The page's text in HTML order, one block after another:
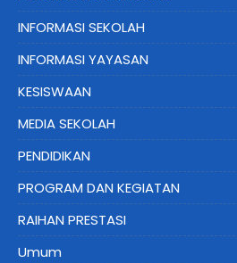
INFORMASI SEKOLAH
INFORMASI YAYASAN
KESISWAAN
MEDIA SEKOLAH
PENDIDIKAN
PROGRAM DAN KEGIATAN
RAIHAN PRESTASI
Umum